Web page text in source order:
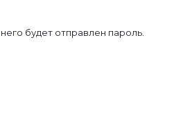
будет отправлен пароль.